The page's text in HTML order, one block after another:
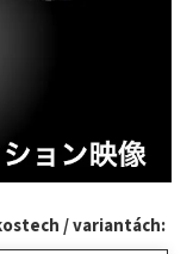
/ variantách: